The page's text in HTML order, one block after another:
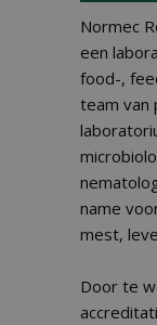
Normec
een
food-,
team van
name
mest,
Door te